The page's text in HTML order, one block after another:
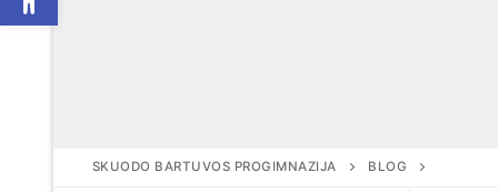
SKUODO BARTUVOS PROGIMNAZIJA BLOG